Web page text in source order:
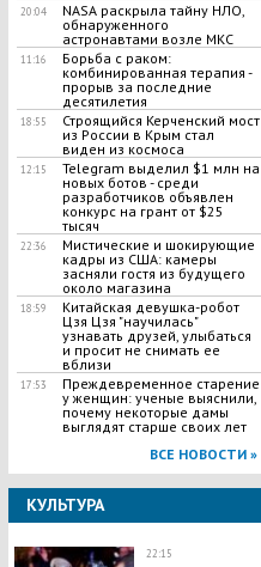
20:04
NASA раскрыла тайну НЛО,
обнаруженного
астронавтами возле МКС
11:16
Борьба с раком:
комбинированная терапия -
прорыв за последние
десятилетия
18:55
Строящийся Керченский мост
из России в Крым стал
виден из космоса
12:15
Telegram выделил $1 млн на
новых ботов - среди
разработчиков объявлен
конкурс на грант от $25
тысяч
22:36
Мистические и шокирующие
кадры из США: камеры
засняли гостя из будущего
около магазина
18:59
Китайская девушка-робот
Цзя Цзя "научилась"
узнавать друзей, улыбаться
и просит не снимать ее
вблизи
17:53
Преждевременное старение
у женщин: ученые выяснили,
почему некоторые дамы
выглядят старше своих лет
ВСЕ НОВОСТИ »
КУЛЬТУРА
22:15